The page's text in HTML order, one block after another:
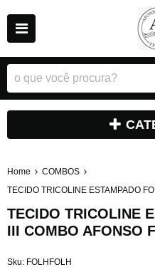
Home
COMBOS
TECIDO TRICOLINE ESTAMPADO
TECIDO TRICOLINE
III COMBO AFONSO
Sku: FOLHFOLH